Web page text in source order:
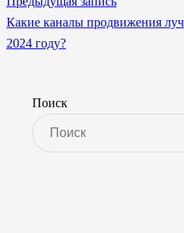
Какие каналы продвижения
2024 году?
Поиск